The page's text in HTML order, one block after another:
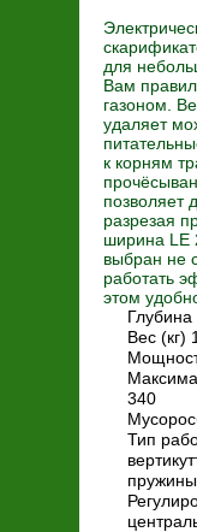
для
Вам
газоном.
удаляет
к корням
позволяет
разрезая
ширина LE
выбран не
работать
этом
Вес (кг)
340
Тип
пружины